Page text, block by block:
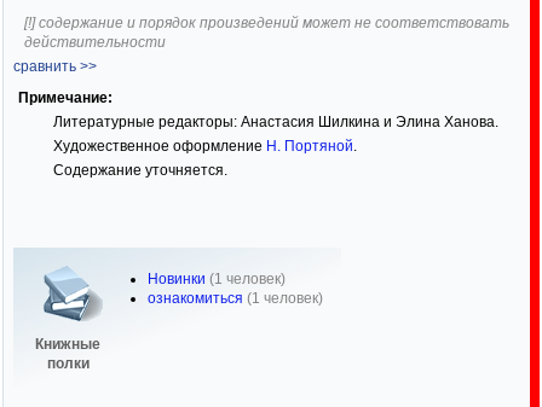
[!] содержание и порядок произведений может не соответствовать
действительности
сравнить >>
Примечание:
Литературные редакторы: Анастасия Шилкина и Элина Ханова.
Художественное оформление Н. Портяной.
Содержание уточняется.
Книжные
полки
Новинки (1 человек)
ознакомиться (1 человек)